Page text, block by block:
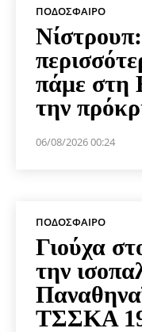
ΠΟΔΌΣΦΑΙΡΟ
πάμε στη
την
06/08/2026 00:24
ΠΟΔΌΣΦΑΙΡΟ
Γιούχα
την
ΤΣΣΚΑ